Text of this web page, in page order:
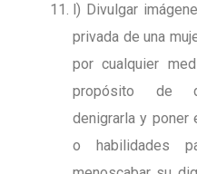
l) Divulgar
privada de una
por cualquier
propósito de
denigrarla y poner
o habilidades